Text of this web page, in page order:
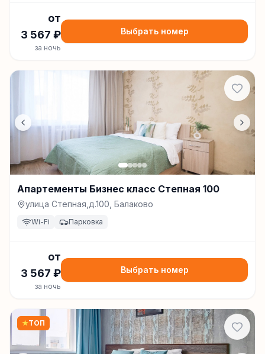
от
3 567 ₽
за ночь
Выбрать номер
Апартементы Бизнес класс Степная 100
улица Степная,д.100, Балаково
Wi-Fi Парковка
от
3 567 ₽
за ночь
Выбрать номер
★ТОП